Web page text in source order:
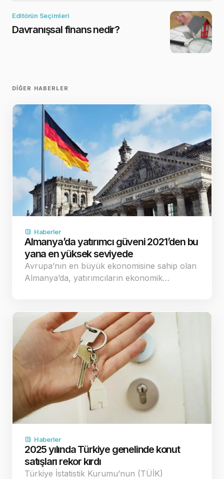
Editörün Seçimleri
Davranışsal finans nedir?
DIĞER HABERLER
Haberler
Almanya’da yatırımcı güveni 2021’den bu
yana en yüksek seviyede
Avrupa’nın en büyük ekonomisine sahip olan
Almanya’da, yatırımcıların ekonomik…
Haberler
2025 yılında Türkiye genelinde konut
satışları rekor kırdı
Türkiye İstatistik Kurumu’nun (TÜİK)